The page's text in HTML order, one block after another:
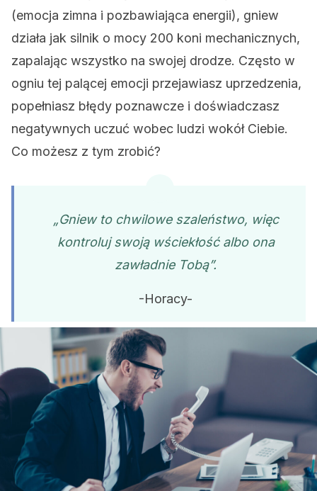
(emocja zimna i pozbawiająca energii), gniew
działa jak silnik o mocy 200 koni mechanicznych,
zapalając wszystko na swojej drodze. Często w
ogniu tej palącej emocji przejawiasz uprzedzenia,
popełniasz błędy poznawcze i doświadczasz
negatywnych uczuć wobec ludzi wokół Ciebie.
Co możesz z tym zrobić?
„Gniew to chwilowe szaleństwo, więc
kontroluj swoją wściekłość albo ona
zawładnie Tobą”.
-Horacy-